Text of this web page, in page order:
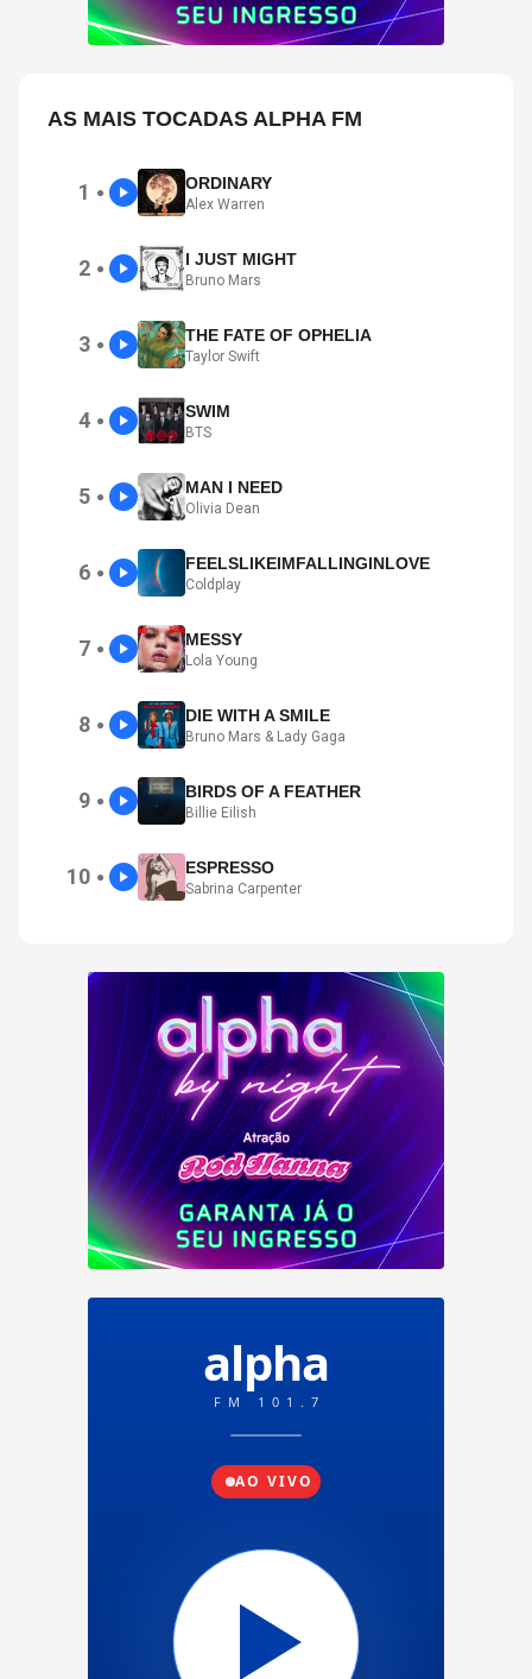
AS MAIS TOCADAS ALPHA FM
1 ● ORDINARY
Alex Warren
2 ● I JUST MIGHT
Bruno Mars
3 ● THE FATE OF OPHELIA
Taylor Swift
4 ● SWIM
BTS
5 ● MAN I NEED
Olivia Dean
6 ● FEELSLIKEIMFALLINGINLOVE
Coldplay
7 ● MESSY
Lola Young
8 ● DIE WITH A SMILE
Bruno Mars & Lady Gaga
9 ● BIRDS OF A FEATHER
Billie Eilish
10 ● ESPRESSO
Sabrina Carpenter